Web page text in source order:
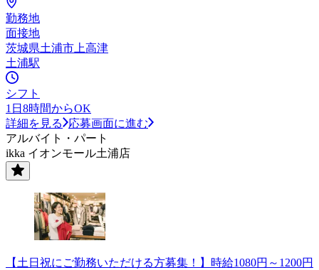
勤務地
面接地
茨城県土浦市上高津
土浦駅
シフト
1日8時間からOK
詳細を見る
応募画面に進む
アルバイト・パート
ikka イオンモール土浦店
【土日祝にご勤務いただける方募集！】時給1080円～1200円